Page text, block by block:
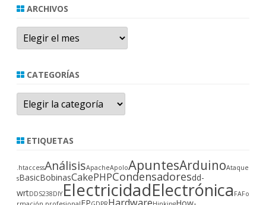
ARCHIVOS
Archivos
CATEGORÍAS
Categorías
ETIQUETAS
.htaccessAnálisisApacheApoloApuntesArduinoAtaque
sBasicBobinasCakePHPCondensadoresdd-
wrtDDS238DIYElectricidadElectrónica FAFo